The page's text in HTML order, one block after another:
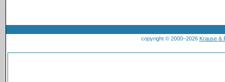
copyright © 2000–2026 Krause &